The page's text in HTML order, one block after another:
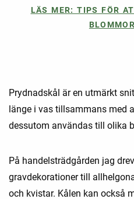
LÄS MER: TIPS FÖR
Prydnadskål är en utmärkt
länge i vas tillsammans med
dessutom användas till olika
På handelsträdgården jag
gravdekorationer till
och kvistar. Kålen kan också